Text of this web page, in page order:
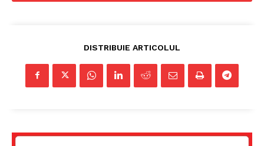
DISTRIBUIE ARTICOLUL